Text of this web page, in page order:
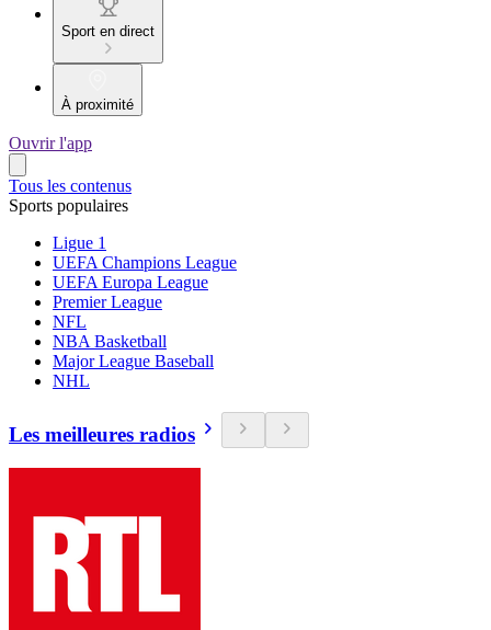
Sport en direct
À proximité
Ouvrir l'app
Tous les contenus
Sports populaires
Ligue 1
UEFA Champions League
UEFA Europa League
Premier League
NFL
NBA Basketball
Major League Baseball
NHL
Les meilleures radios